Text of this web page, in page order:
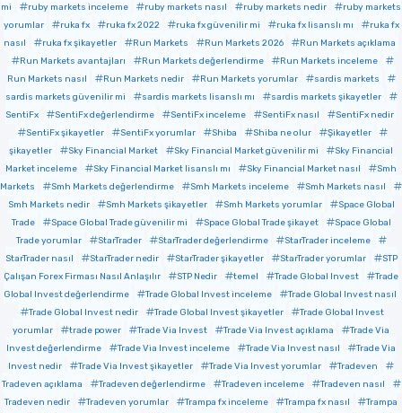
mi
ruby markets inceleme ruby markets nasıl ruby markets nedir
ruby markets
yorumlar
ruka fx ruka fx 2022 ruka fx güvenilir mi ruka fx lisanslı mı
ruka fx
nasıl
ruka fx şikayetler Run Markets Run Markets 2026
Run Markets açıklama
Run Markets avantajları
Run Markets değerlendirme
Run Markets inceleme
Run Markets nasıl
Run Markets nedir Run Markets yorumlar
sardis markets
sardis markets güvenilir mi
sardis markets lisanslı mı
sardis markets şikayetler
SentiFx
SentiFx değerlendirme SentiFx inceleme SentiFx nasıl
SentiFx nedir
SentiFx şikayetler
SentiFx yorumlar Shiba Shiba ne olur
Şikayetler
şikayetler
Sky Financial Market Sky Financial Market güvenilir mi
Sky Financial
Market inceleme
Sky Financial Market lisanslı mı Sky Financial Market nasıl
Smh
Markets
Smh Markets değerlendirme Smh Markets inceleme
Smh Markets nasıl
Smh Markets nedir
Smh Markets şikayetler Smh Markets yorumlar
Space Global
Trade
Space Global Trade güvenilir mi Space Global Trade şikayet
Space Global
Trade yorumlar
StarTrader StarTrader değerlendirme
StarTrader inceleme
StarTrader nasıl
StarTrader nedir StarTrader şikayetler StarTrader yorumlar
STP
Çalışan Forex Firması Nasıl Anlaşılır
STP Nedir temel Trade Global Invest
Trade
Global Invest değerlendirme
Trade Global Invest inceleme
Trade Global Invest nasıl
Trade Global Invest nedir
Trade Global Invest şikayetler
Trade Global Invest
yorumlar
trade power Trade Via Invest Trade Via Invest açıklama
Trade Via
Invest değerlendirme
Trade Via Invest inceleme Trade Via Invest nasıl
Trade Via
Invest nedir
Trade Via Invest şikayetler Trade Via Invest yorumlar
Tradeven
Tradeven açıklama
Tradeven değerlendirme Tradeven inceleme
Tradeven nasıl
Tradeven nedir
Tradeven yorumlar Trampa fx inceleme Trampa fx nasıl
Trampa